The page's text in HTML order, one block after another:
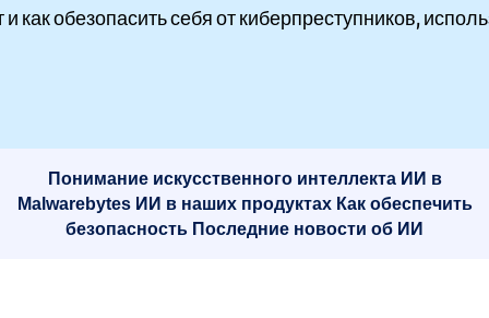
и как обезопасить себя от киберпреступников,
Понимание искусственного интеллекта ИИ в
Malwarebytes ИИ в наших продуктах Как обеспечить
безопасность Последние новости об ИИ